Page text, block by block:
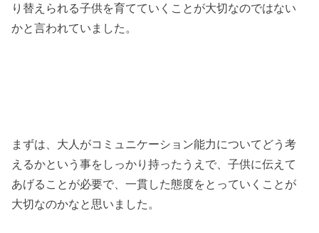
り替えられる子供を育てていくことが大切なのではない
かと言われていました。
まずは、大人がコミュニケーション能力についてどう考
えるかという事をしっかり持ったうえで、子供に伝えて
あげることが必要で、一貫した態度をとっていくことが
大切なのかなと思いました。